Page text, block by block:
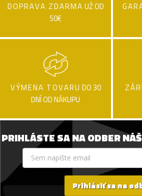
DOPRAVA ZDARMA UŽ OD
50€
VÝMENA TOVARU DO 30
DNÍ OD NÁKUPU
PRIHLÁSTE SA NA ODBER
Prihlásiť sa na